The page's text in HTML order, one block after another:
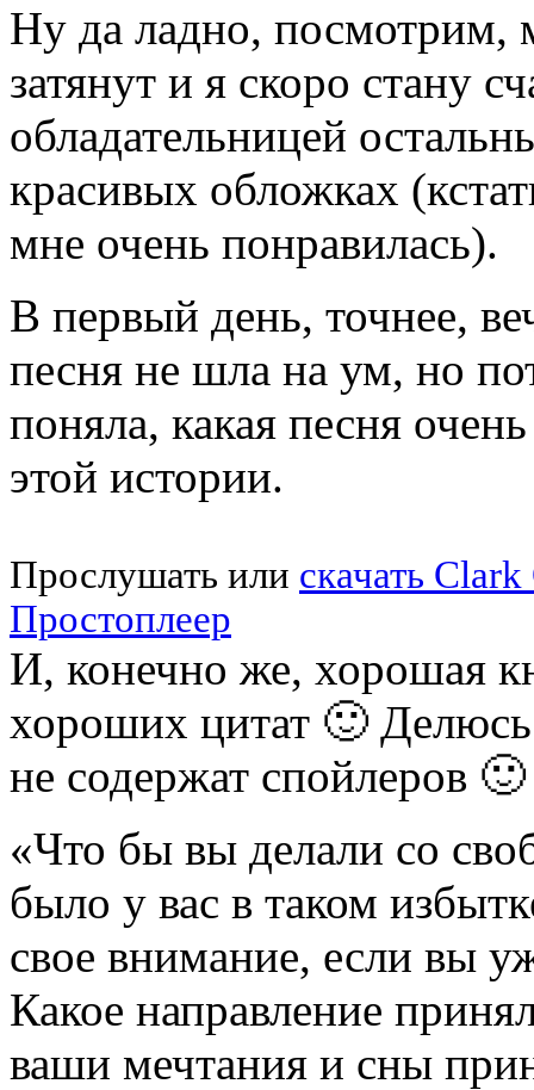
Ну да ладно, посмотрим,
затянут и я скоро стану
обладательницей
красивых обложках
мне очень понравилась).
В первый день, точнее,
песня не шла на ум, но
поняла, какая песня
этой истории.
Прослушать или скачать
Простоплеер
И, конечно же, хорошая
хороших цитат 🙂
не содержат спойлеров 🙂
«Что бы вы делали со
было у вас в таком
свое внимание, если вы
Какое направление
ваши мечтания и сны